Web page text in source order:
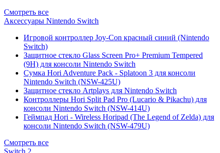
Смотреть все
Аксессуары Nintendo Switch
Игровой контроллер Joy-Con красный синий (Nintendo
Switch)
Защитное стекло Glass Screen Pro+ Premium Tempered
(9H) для консоли Nintendo Switch
Сумка Hori Adventure Pack - Splatoon 3 для консоли
Nintendo Switch (NSW-425U)
Защитное стекло Artplays для Nintendo Switch
Контроллеры Hori Split Pad Pro (Lucario & Pikachu) для
консоли Nintendo Switch (NSW-414U)
Геймпад Hori - Wireless Horipad (The Legend of Zelda) для
консоли Nintendo Switch (NSW-479U)
Смотреть все
Switch 2